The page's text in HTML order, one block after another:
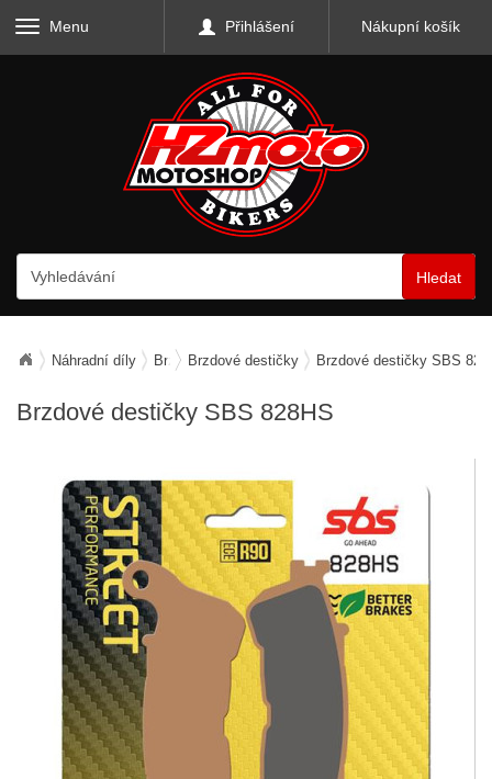
Menu Přihlášení Nákupní košík
Hledat
Náhradní díly BrzdyBrzdové destičky Brzdové destičky SBS
Brzdové destičky SBS 828HS